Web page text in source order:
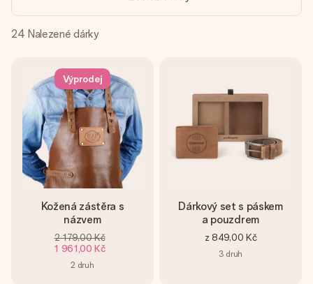
jménem, vaší fotografií nebo vzkazem, který doopravdy
zahřeje u srdce. Žádné zbytečné složitosti, jen spousta
lásky pro daný okamžik.
24 Nalezené dárky
Výprodej
Kožená zástěra s
názvem
2 179,00 Kč
1 961,00 Kč
2 druh
Dárkový set s páskem
a pouzdrem
z 849,00 Kč
3 druh